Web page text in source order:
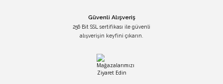
Güvenli Alışveriş
256 Bit SSL sertifikası ile güvenli
alışverişin keyfini çıkarın.